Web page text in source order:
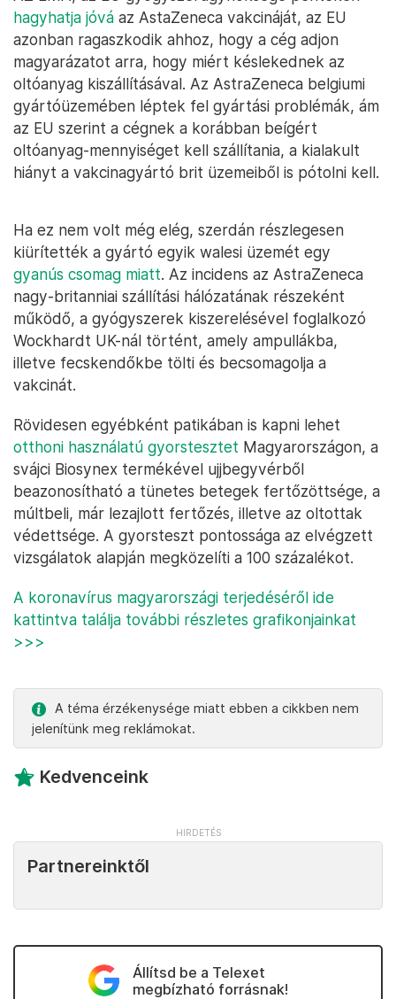
hagyhatja jóvá az AstaZeneca vakcináját, az EU
azonban ragaszkodik ahhoz, hogy a cég adjon
magyarázatot arra, hogy miért késlekednek az
oltóanyag kiszállításával. Az AstraZeneca belgiumi
gyártóüzemében léptek fel gyártási problémák, ám
az EU szerint a cégnek a korábban beígért
oltóanyag-mennyiséget kell szállítania, a kialakult
hiányt a vakcinagyártó brit üzemeiből is pótolni kell.
Ha ez nem volt még elég, szerdán részlegesen
kiürítették a gyártó egyik walesi üzemét egy
gyanús csomag miatt. Az incidens az AstraZeneca
nagy-britanniai szállítási hálózatának részeként
működő, a gyógyszerek kiszerelésével foglalkozó
Wockhardt UK-nál történt, amely ampullákba,
illetve fecskendőkbe tölti és becsomagolja a
vakcinát.
Rövidesen egyébként patikában is kapni lehet
otthoni használatú gyorstesztet Magyarországon, a
svájci Biosynex termékével ujjbegyvérből
beazonosítható a tünetes betegek fertőzöttsége, a
múltbeli, már lezajlott fertőzés, illetve az oltottak
védettsége. A gyorsteszt pontossága az elvégzett
vizsgálatok alapján megközelíti a 100 százalékot.
A koronavírus magyarországi terjedéséről ide
kattintva találja további részletes grafikonjainkat
>>>
A téma érzékenysége miatt ebben a cikkben nem
jelenítünk meg reklámokat.
Kedvenceink
Partnereinktől
Állítsd be a Telexet
megbízható forrásnak!